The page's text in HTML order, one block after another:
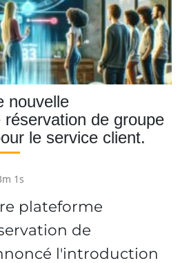
nouvelle
de groupe
le service client.
1s
plateforme
de
l'introduction